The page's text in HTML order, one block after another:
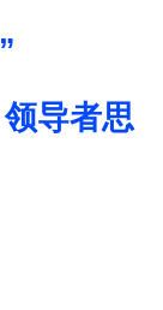
”
领导者思